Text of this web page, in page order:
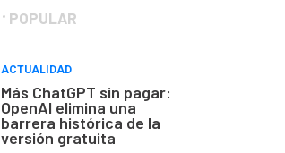
POPULAR
ACTUALIDAD
Más ChatGPT sin pagar:
OpenAI elimina una
barrera histórica de la
versión gratuita